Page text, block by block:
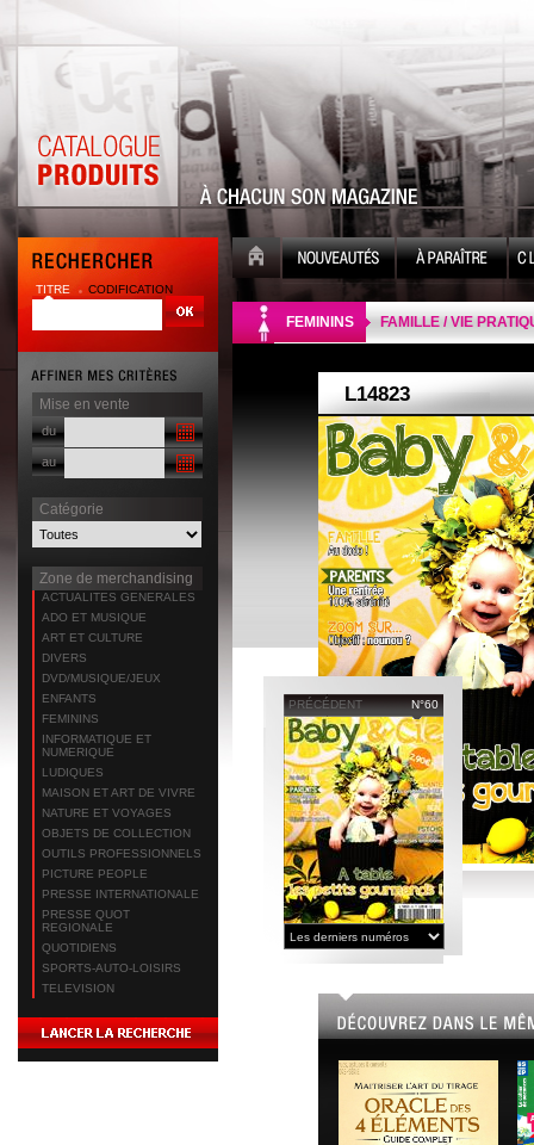
TITRE CODIFICATION
Mise en vente
du
au
Catégorie
Zone de merchandising
ACTUALITES GENERALES
ADO ET MUSIQUE
ART ET CULTURE
DIVERS
DVD/MUSIQUE/JEUX
ENFANTS
FEMININS
INFORMATIQUE ET
NUMERIQUE
LUDIQUES
MAISON ET ART DE VIVRE
NATURE ET VOYAGES
OBJETS DE COLLECTION
OUTILS PROFESSIONNELS
PICTURE PEOPLE
PRESSE INTERNATIONALE
PRESSE QUOT
REGIONALE
QUOTIDIENS
SPORTS-AUTO-LOISIRS
TELEVISION
FEMININS FAMILLE / VIE
PRÉCÉDENT N°60